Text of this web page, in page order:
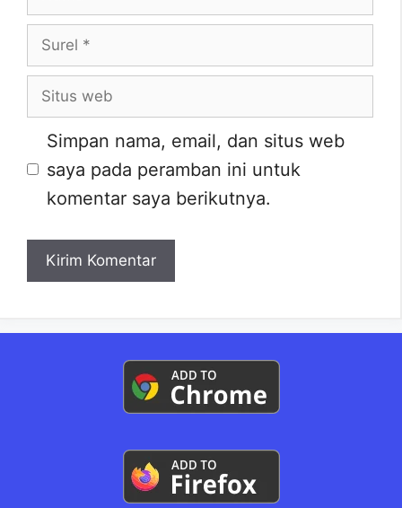
Surel
Situs
web
Simpan nama, email, dan situs web
saya pada peramban ini untuk
komentar saya berikutnya.